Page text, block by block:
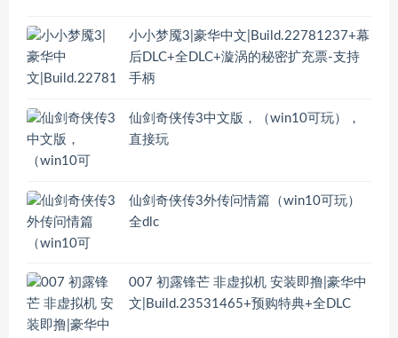
小小梦魇3|豪华中文|Build.22781237+幕
后DLC+全DLC+漩涡的秘密扩充票-支持
手柄
仙剑奇侠传3中文版，（win10可玩），
直接玩
仙剑奇侠传3外传问情篇（win10可玩）
全dlc
007 初露锋芒 非虚拟机 安装即撸|豪华中
文|Build.23531465+预购特典+全DLC